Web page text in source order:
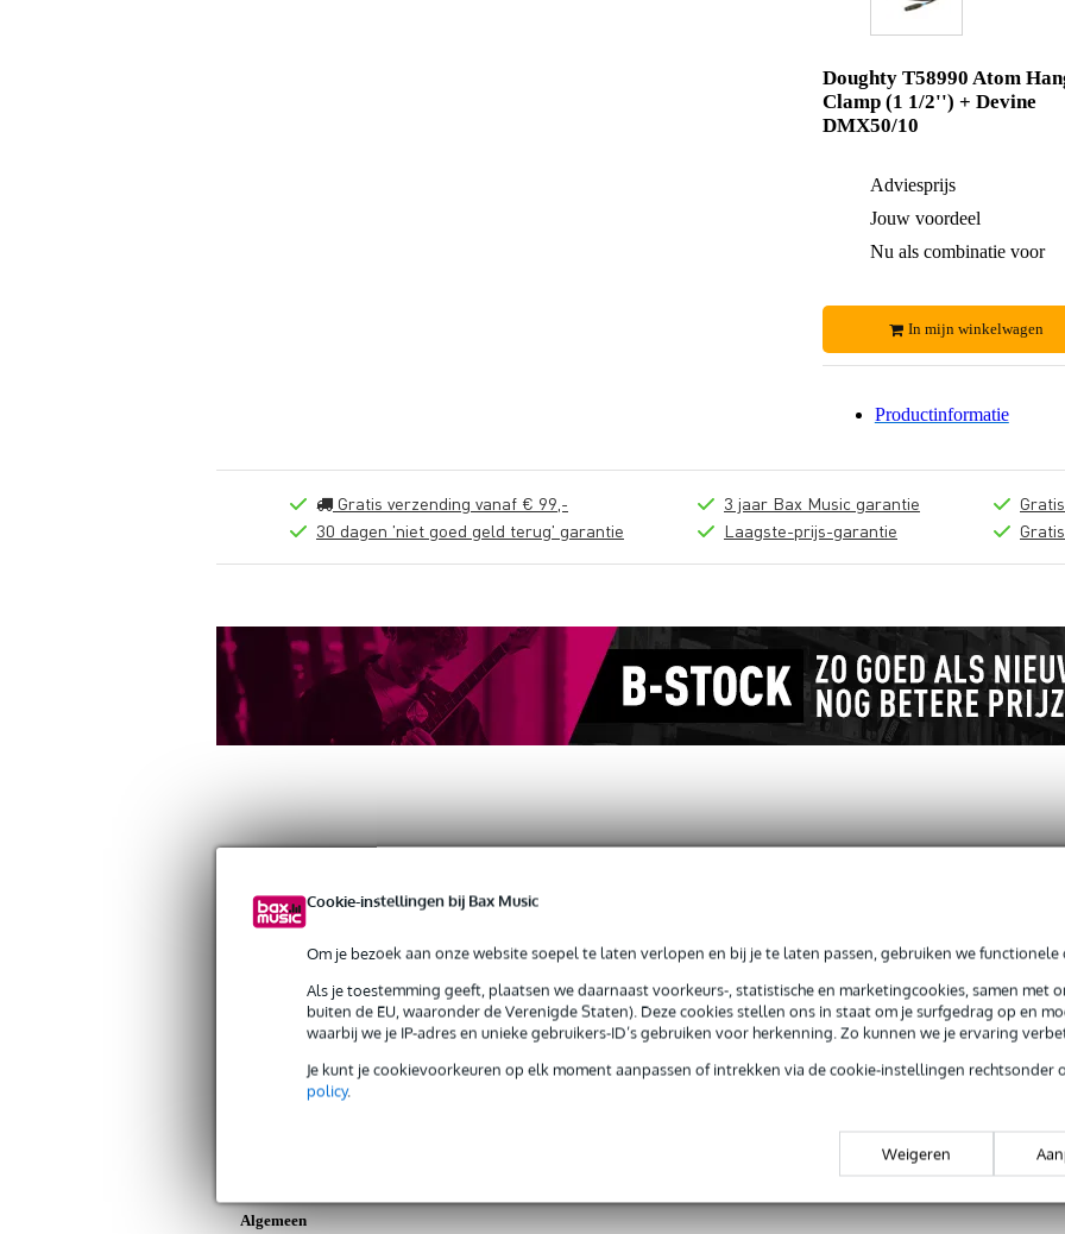
Cookie-instellingen bij Bax Music
Om je bezoek aan onze website soepel te laten verlopen en bij je te laten passen, gebruiken we functionele
Als je toestemming geeft, plaatsen we daarnaast voorkeurs-, statistische en marketingcookies, samen met
buiten de EU, waaronder de Verenigde Staten). Deze cookies stellen ons in staat om je surfgedrag op en
waarbij we je IP-adres en unieke gebruikers-ID’s gebruiken voor herkenning. Zo kunnen we je ervaring
Je kunt je cookievoorkeuren op elk moment aanpassen of intrekken via de cookie-instellingen rechtsonder
policy.
Weigeren
Doughty T58990 Atom
Clamp (1 1/2'') + Devine
DMX50/10
Adviesprijs
Jouw voordeel
Nu als combinatie voor
In mijn winkelwagen
Productinformatie
Gratis verzending vanaf € 99,-
30 dagen 'niet goed geld terug' garantie
3 jaar Bax Music garantie
Laagste-prijs-garantie
Doughty T58990 Atom Hanging Clamp (1 1/2'')
Servicebelofte
Bax Music Garantie : Op dit product krijg je 3 jaar Bax Music Garantie.
Op dit product krijg je 3 jaar Bax Music Garantie.
Plus- en minpunten
Algemeen